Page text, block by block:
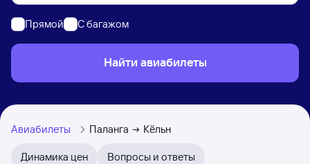
Прямой C багажом
Найти авиабилеты
Авиабилеты Паланга Кёльн
Динамика цен Вопросы и ответы